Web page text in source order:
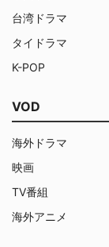
台湾ドラマ
タイドラマ
K-POP
VOD
海外ドラマ
映画
TV番組
海外アニメ